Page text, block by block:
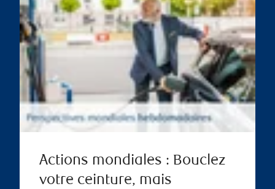
Actions mondiales : Bouclez
votre ceinture, mais